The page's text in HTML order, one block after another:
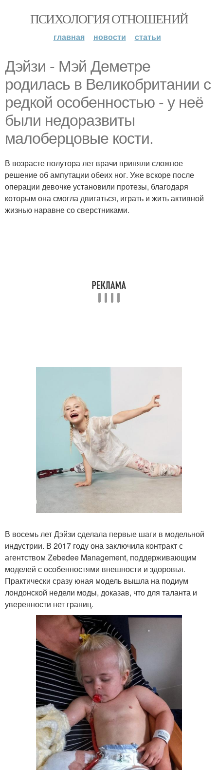
ПСИХОЛОГИЯ ОТНОШЕНИЙ
главная новости статьи
Дэйзи - Мэй Деметре
родилась в Великобритании с
редкой особенностью - у неё
были недоразвиты
малоберцовые кости.
В возрасте полутора лет врачи приняли сложное
решение об ампутации обеих ног. Уже вскоре после
операции девочке установили протезы, благодаря
которым она смогла двигаться, играть и жить активной
жизнью наравне со сверстниками.
В восемь лет Дэйзи сделала первые шаги в модельной
индустрии. В 2017 году она заключила контракт с
агентством Zebedee Management, поддерживающим
моделей с особенностями внешности и здоровья.
Практически сразу юная модель вышла на подиум
лондонской недели моды, доказав, что для таланта и
уверенности нет границ.